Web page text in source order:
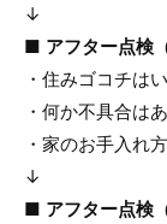
↓
■ アフター点検
・住みゴコチは
・何か不具合は
・家のお手入れ
↓
■ アフター点検